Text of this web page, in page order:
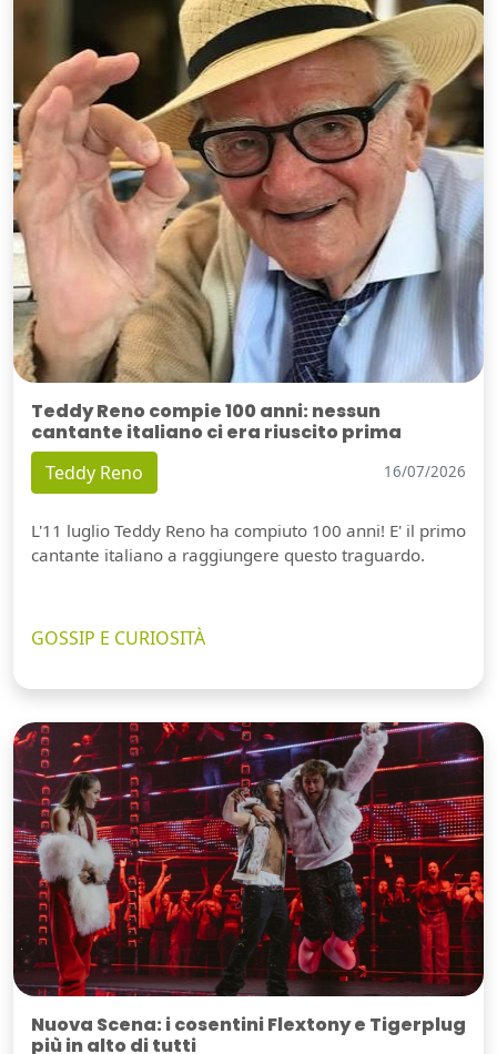
Teddy Reno compie 100 anni: nessun
cantante italiano ci era riuscito prima
Teddy Reno 16/07/2026
L'11 luglio Teddy Reno ha compiuto 100 anni! E' il primo
cantante italiano a raggiungere questo traguardo.
GOSSIP E CURIOSITÀ
Nuova Scena: i cosentini Flextony e Tigerplug
più in alto di tutti